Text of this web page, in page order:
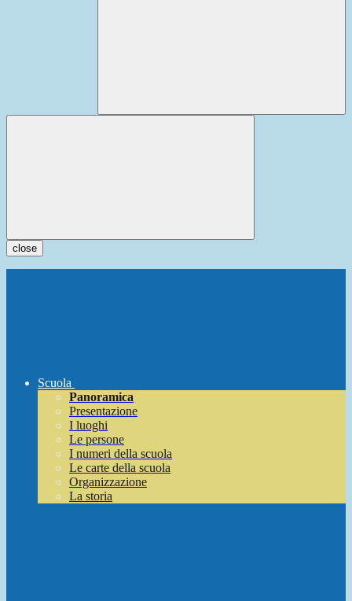
close
Scuola
Panoramica
Presentazione
I luoghi
Le persone
I numeri della scuola
Le carte della scuola
Organizzazione
La storia